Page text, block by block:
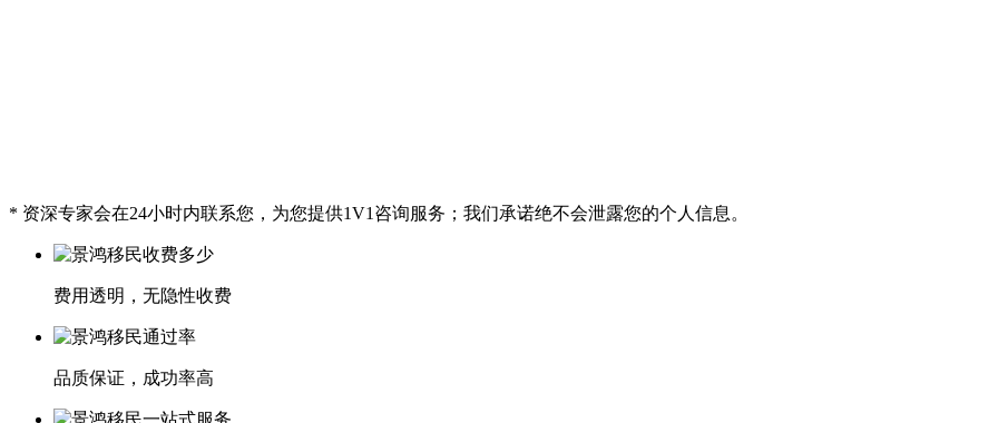
* 资深专家会在24小时内联系您，为您提供1V1咨询服务；我们承诺绝不会泄露您的个人信息。
费用透明，无隐性收费
品质保证，成功率高